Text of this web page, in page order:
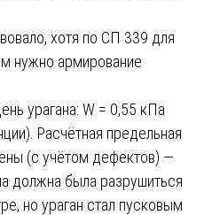
хотя по СП 339 для
нужно армирование
урагана: W = 0,55 кПа
Расчётная предельная
(с учётом дефектов) —
должна была разрушиться
но ураган стал пусковым